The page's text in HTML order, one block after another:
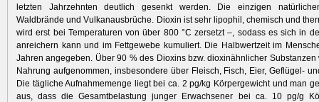
letzten Jahrzehnten deutlich gesenkt werden. Die einzigen
Waldbrände und Vulkanausbrüche. Dioxin ist sehr lipophil, chemisch und
wird erst bei Temperaturen von über 800 °C zersetzt –, sodass es sich in
anreichern kann und im Fettgewebe kumuliert. Die Halbwertzeit im
Jahren angegeben. Über 90 % des Dioxins bzw. dioxinähnlicher
Nahrung aufgenommen, insbesondere über Fleisch, Fisch, Eier, Geflügel-
Die tägliche Aufnahmemenge liegt bei ca. 2 pg/kg Körpergewicht und man
aus, dass die Gesamtbelastung junger Erwachsener bei ca. 10 pg/g